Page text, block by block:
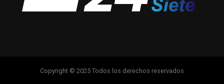
Copyright © 2025 Todos los derechos reservados